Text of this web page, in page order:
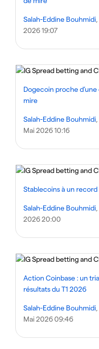
Salah-Eddine Bouhmidi
2026 19:07
Dogecoin proche
mire
Salah-Eddine Bouhmidi
Mai 2026 10:16
Stablecoins à un
Salah-Eddine Bouhmidi
2026 20:00
Action Coinbase : un
résultats du T1 2026
Salah-Eddine Bouhmidi
Mai 2026 09:46